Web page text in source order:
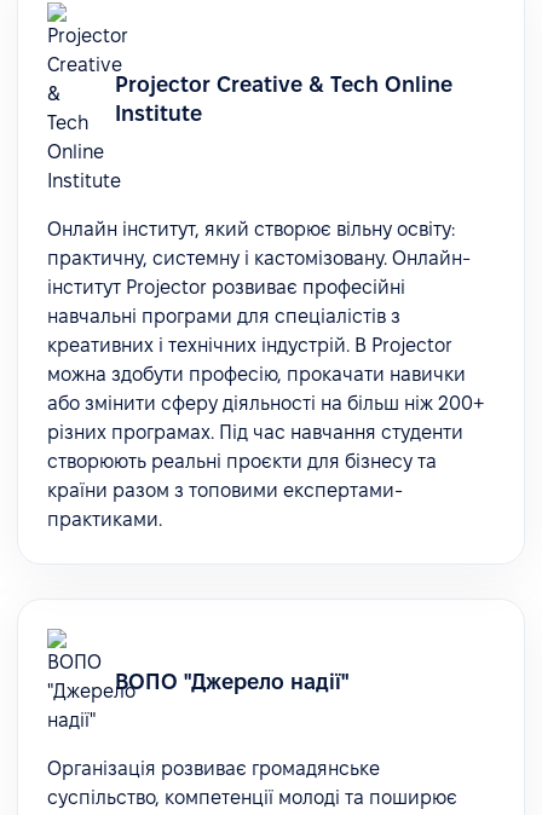
Projector Сreative & Tech Online
Institute
Онлайн інститут, який створює вільну освіту:
практичну, системну і кастомізовану. Онлайн-
інститут Projector розвиває професійні
навчальні програми для спеціалістів з
креативних і технічних індустрій. В Projector
можна здобути професію, прокачати навички
або змінити сферу діяльності на більш ніж 200+
різних програмах. Під час навчання студенти
створюють реальні проєкти для бізнесу та
країни разом з топовими експертами-
практиками.
ВОПО "Джерело надії"
Організація розвиває громадянське
суспільство, компетенції молоді та поширює